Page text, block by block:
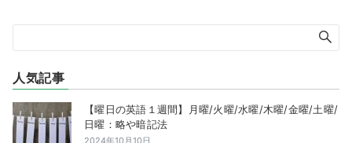
人気記事
【曜日の英語１週間】月曜/火曜/水曜/木曜/金曜/土曜/
日曜：略や暗記法
2024年10月10日